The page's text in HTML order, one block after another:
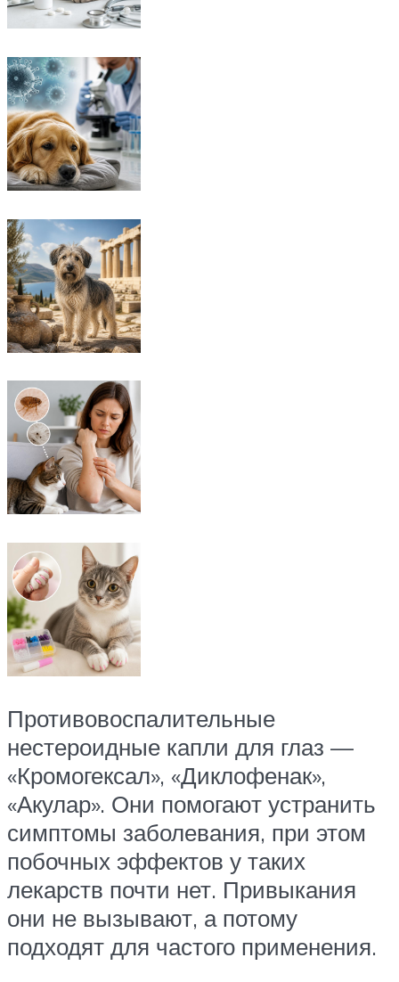
Противовоспалительные
нестероидные капли для глаз —
«Кромогексал», «Диклофенак»,
«Акулар». Они помогают устранить
симптомы заболевания, при этом
побочных эффектов у таких
лекарств почти нет. Привыкания
они не вызывают, а потому
подходят для частого применения.